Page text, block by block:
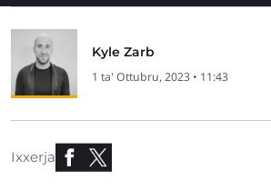
Kyle Zarb
1 ta' Ottubru, 2023 • 11:43
Ixxerja